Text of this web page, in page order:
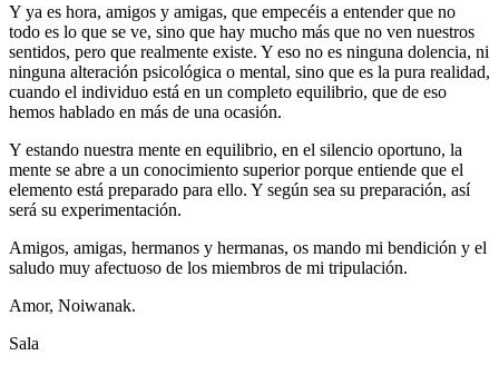
Y ya es hora, amigos y amigas, que empecéis a entender que no
todo es lo que se ve, sino que hay mucho más que no ven nuestros
sentidos, pero que realmente existe. Y eso no es ninguna dolencia, ni
ninguna alteración psicológica o mental, sino que es la pura realidad,
cuando el individuo está en un completo equilibrio, que de eso
hemos hablado en más de una ocasión.
Y estando nuestra mente en equilibrio, en el silencio oportuno, la
mente se abre a un conocimiento superior porque entiende que el
elemento está preparado para ello. Y según sea su preparación, así
será su experimentación.
Amigos, amigas, hermanos y hermanas, os mando mi bendición y el
saludo muy afectuoso de los miembros de mi tripulación.
Amor, Noiwanak.
Sala